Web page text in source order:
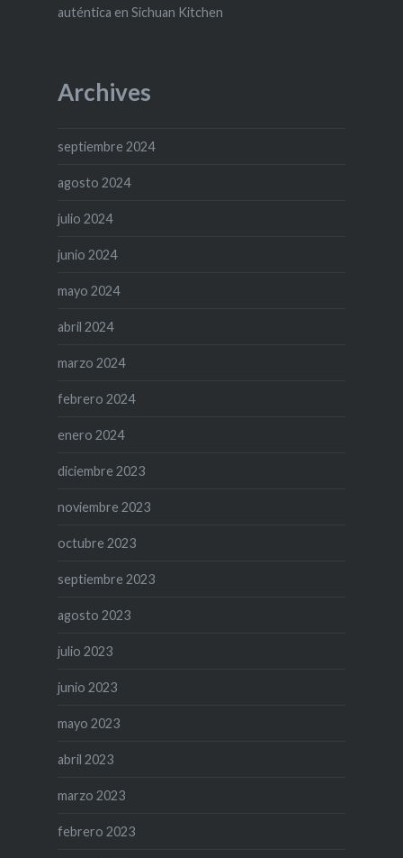
auténtica en Sichuan Kitchen
Archives
septiembre 2024
agosto 2024
julio 2024
junio 2024
mayo 2024
abril 2024
marzo 2024
febrero 2024
enero 2024
diciembre 2023
noviembre 2023
octubre 2023
septiembre 2023
agosto 2023
julio 2023
junio 2023
mayo 2023
abril 2023
marzo 2023
febrero 2023